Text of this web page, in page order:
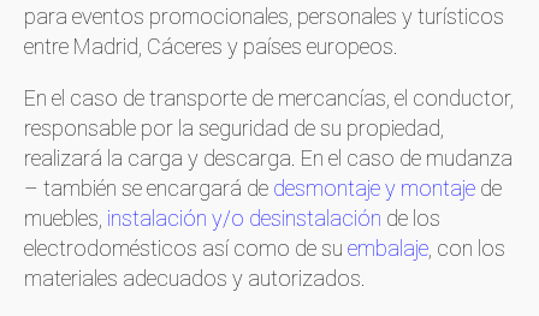
para eventos promocionales, personales y turísticos
entre Madrid, Cáceres y países europeos.
En el caso de transporte de mercancías, el conductor,
responsable por la seguridad de su propiedad,
realizará la carga y descarga. En el caso de mudanza
– también se encargará de desmontaje y montaje de
muebles, instalación y/o desinstalación de los
electrodomésticos así como de su embalaje , con los
materiales adecuados y autorizados.